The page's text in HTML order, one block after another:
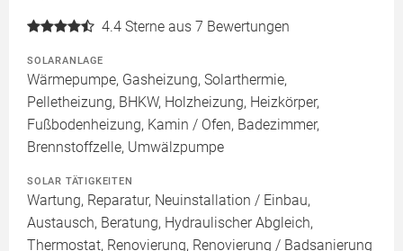
4.4 Sterne aus 7 Bewertungen
SOLARANLAGE
Wärmepumpe, Gasheizung, Solarthermie,
Pelletheizung, BHKW, Holzheizung, Heizkörper,
Fußbodenheizung, Kamin / Ofen, Badezimmer,
Brennstoffzelle, Umwälzpumpe
SOLAR TÄTIGKEITEN
Wartung, Reparatur, Neuinstallation / Einbau,
Austausch, Beratung, Hydraulischer Abgleich,
Thermostat, Renovierung, Renovierung / Badsanierung